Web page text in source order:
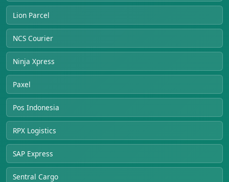
Lion Parcel
NCS Courier
Ninja Xpress
Paxel
Pos Indonesia
RPX Logistics
SAP Express
Sentral Cargo